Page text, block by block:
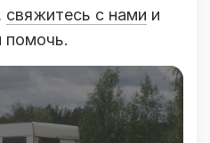
свяжитесь с нами и
помочь.